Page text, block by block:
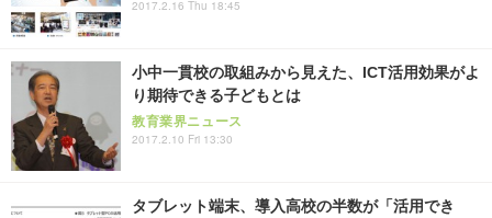
2017.2.16 Thu 18:45
小中一貫校の取組みから見えた、ICT活用効果がよ
り期待できる子どもとは
教育業界ニュース
2017.2.10 Fri 13:30
タブレット端末、導入高校の半数が「活用でき